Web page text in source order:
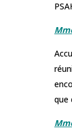
que